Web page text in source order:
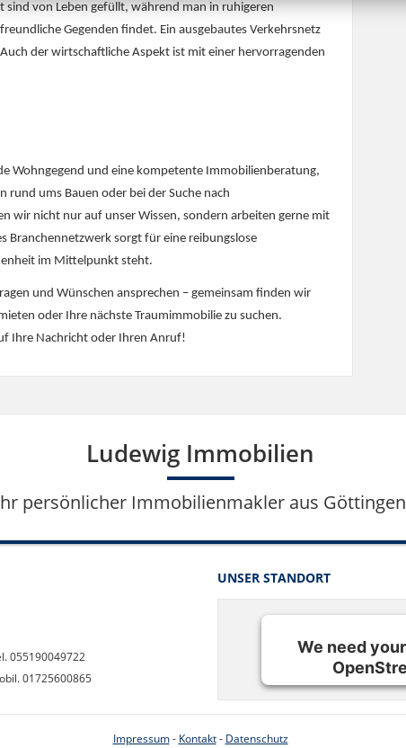
sind von Leben gefüllt, während man in ruhigeren
Gegenden findet. Ein ausgebautes Verkehrsnetz
der wirtschaftliche Aspekt ist mit einer hervorragenden
Wohngegend und eine kompetente Immobilienberatung,
rund ums Bauen oder bei der Suche nach
wir nicht nur auf unser Wissen, sondern arbeiten gerne mit
Branchennetzwerk sorgt für eine reibungslose
im Mittelpunkt steht.
und Wünschen ansprechen – gemeinsam finden wir
oder Ihre nächste Traumimmobilie zu suchen.
Ihre Nachricht oder Ihren Anruf!
Ludewig Immobilien
persönlicher Immobilienmakler aus Göttingen
055190049722
01725600865
UNSER STANDORT
We need
We use
Impressum- Kontakt- Datenschutz